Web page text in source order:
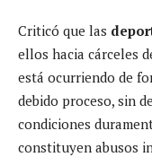
Criticó que las
ellos hacia cárceles
está ocurriendo de
debido proceso, sin
condiciones
constituyen abusos